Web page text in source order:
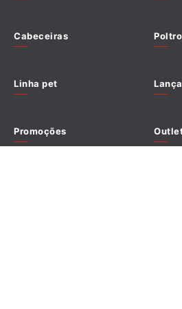
Política de cookies
Cabeceiras
Linha pet
Promoções